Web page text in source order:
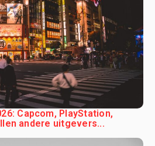
Capcom, PlayStation,
andere uitgevers...